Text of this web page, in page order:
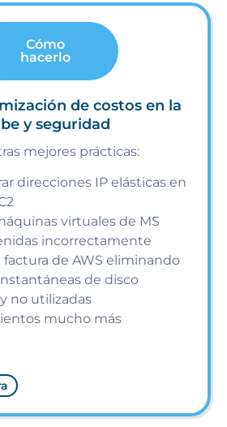
Cómo
hacerlo
de costos en la
y seguridad
mejores prácticas:
direcciones IP elásticas en
virtuales de MS
incorrectamente
de AWS eliminando
de disco
no utilizadas
mucho más